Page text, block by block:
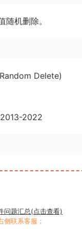
机删除。
Delete)
2022
问题汇总(点击查看)
侧联系客服；